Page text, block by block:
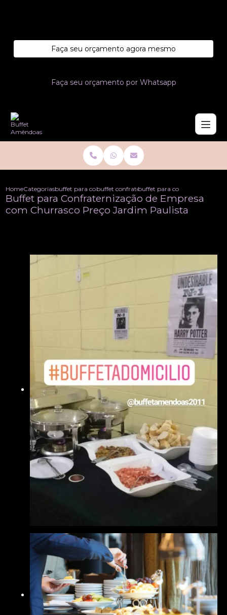
Faça seu orçamento agora mesmo
Faça seu orçamento por Whatsapp
HomeCategoriasbuffet para confraternizacoes
buffet confraternizacao de empresa
buffet para confraternizacao
Buffet para Confraternização de Empresa
com Churrasco Preço Jardim Paulista